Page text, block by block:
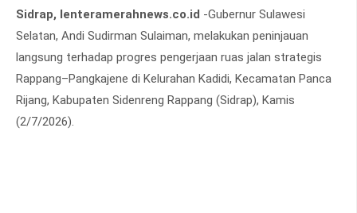
Sidrap, lenteramerahnews.co.id -Gubernur Sulawesi
Selatan, Andi Sudirman Sulaiman, melakukan peninjauan
langsung terhadap progres pengerjaan ruas jalan strategis
Rappang–Pangkajene di Kelurahan Kadidi, Kecamatan Panca
Rijang, Kabupaten Sidenreng Rappang (Sidrap), Kamis
(2/7/2026).